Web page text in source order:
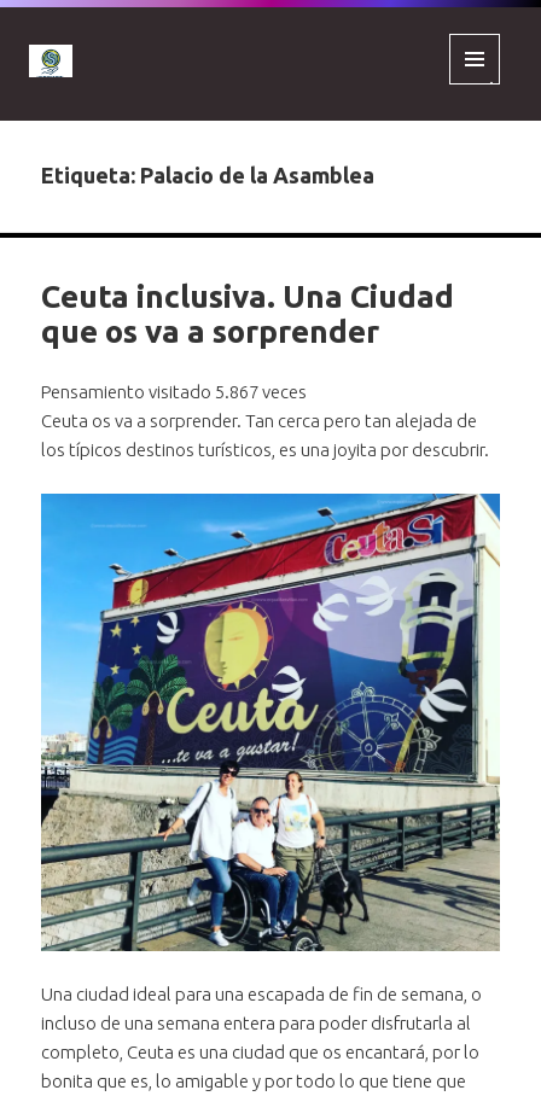
WIDGETS
Etiqueta: Palacio de la Asamblea
Ceuta inclusiva. Una Ciudad
que os va a sorprender
Pensamiento visitado 5.867 veces
Ceuta os va a sorprender. Tan cerca pero tan alejada de
los típicos destinos turísticos, es una joyita por descubrir.
Una ciudad ideal para una escapada de fin de semana, o
incluso de una semana entera para poder disfrutarla al
completo, Ceuta es una ciudad que os encantará, por lo
bonita que es, lo amigable y por todo lo que tiene que